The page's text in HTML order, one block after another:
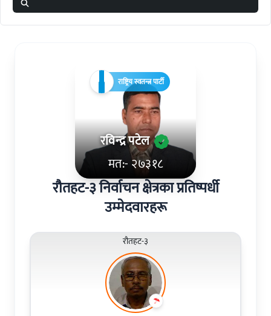
रविन्‍द्र पटेल
मत:- २७३१८
राष्ट्रिय स्वतन्त्र पार्टी
रौतहट-३ निर्वाचन क्षेत्रका प्रतिष्पर्धी
उम्मेदवारहरू
रौतहट-३